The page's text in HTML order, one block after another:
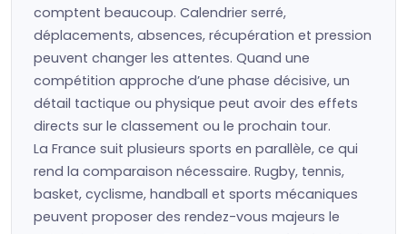
comptent beaucoup. Calendrier serré,
déplacements, absences, récupération et pression
peuvent changer les attentes. Quand une
compétition approche d’une phase décisive, un
détail tactique ou physique peut avoir des effets
directs sur le classement ou le prochain tour.
La France suit plusieurs sports en parallèle, ce qui
rend la comparaison nécessaire. Rugby, tennis,
basket, cyclisme, handball et sports mécaniques
peuvent proposer des rendez-vous majeurs le